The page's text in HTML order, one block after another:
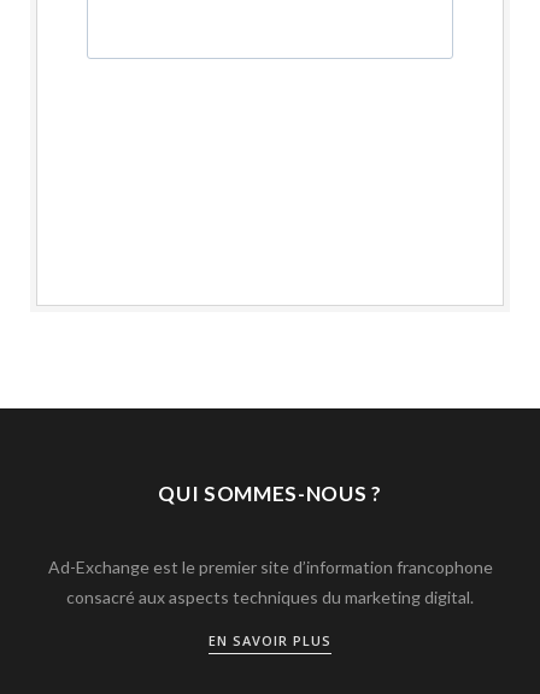
QUI SOMMES-NOUS ?
Ad-Exchange est le premier site d’information francophone
consacré aux aspects techniques du marketing digital.
EN SAVOIR PLUS